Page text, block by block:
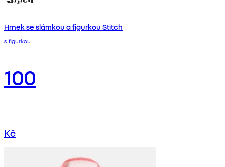
Hrnek se slámkou a figurkou Stitch
s figurkou
100
Kč